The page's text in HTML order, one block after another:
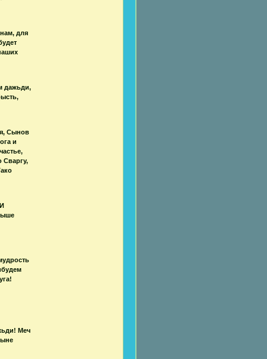
для
дажьди,
Сынов
и
Меч